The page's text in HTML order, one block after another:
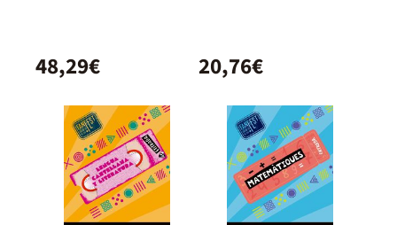
48,29€ 20,76€